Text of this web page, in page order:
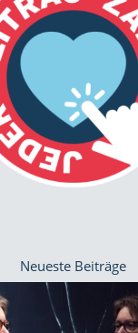
Neueste Beiträge